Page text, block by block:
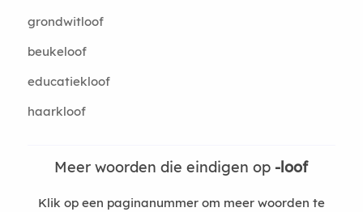
grondwitloof
beukeloof
educatiekloof
haarkloof
Meer woorden die eindigen op -loof
Klik op een paginanummer om meer woorden te